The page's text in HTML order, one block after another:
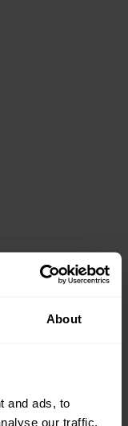
About
and ads, to
our traffic.